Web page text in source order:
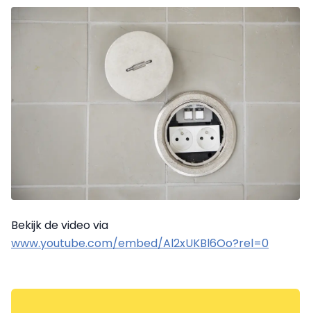
Bekijk de video via
www.youtube.com/embed/Al2xUKBl6Oo?rel=0